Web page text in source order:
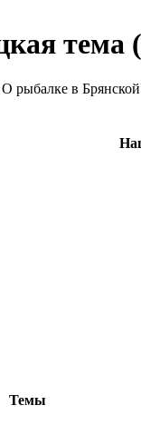
тема
О рыбалке в
Темы